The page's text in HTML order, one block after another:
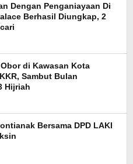
Dengan Penganiayaan Di
Berhasil Diungkap, 2
di Kawasan Kota
Sambut Bulan
Hijriah
Bersama DPD LAKI